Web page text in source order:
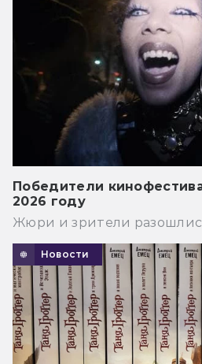
Победители
2026 году
Жюри и зрители
Новости